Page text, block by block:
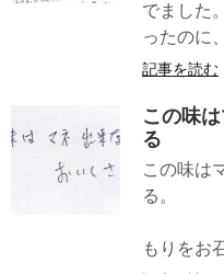
でました
ったのに
記事を読む
この味
る
この味は
（群
もりをお